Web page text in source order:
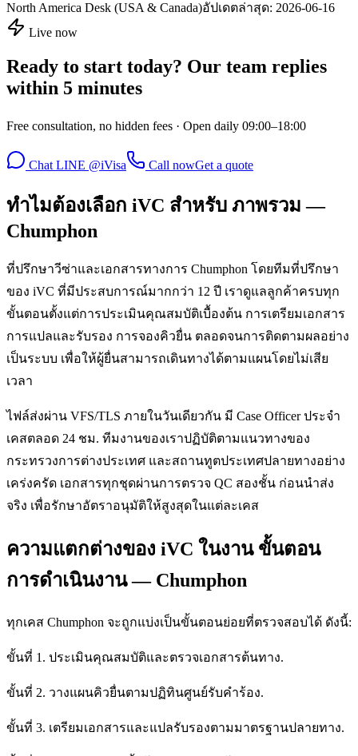
North America Desk (USA & Canada)อัปเดตล่าสุด: 2026-06-16
Live now
Ready to start today? Our team replies
within 5 minutes
Free consultation, no hidden fees · Open daily 09:00–18:00
Chat LINE @iVisa Call nowGet a quote
ทำไมต้องเลือก iVC สำหรับ ภาพรวม —
Chumphon
ที่ปรึกษาวีซ่าและเอกสารทางการ Chumphon โดยทีมที่ปรึกษา
ของ iVC ที่มีประสบการณ์มากกว่า 12 ปี เราดูแลลูกค้าครบทุก
ขั้นตอนตั้งแต่การประเมินคุณสมบัติเบื้องต้น การเตรียมเอกสาร
การแปลและรับรอง การจองคิวยื่น ตลอดจนการติดตามผลอย่าง
เป็นระบบ เพื่อให้ผู้ยื่นสามารถเดินทางได้ตามแผนโดยไม่เสีย
เวลา
ไฟล์ส่งผ่าน VFS/TLS ภายในวันเดียวกัน มี Case Officer ประจำ
เคสตลอด 24 ชม. ทีมงานของเราปฏิบัติตามแนวทางของ
กระทรวงการต่างประเทศ และสถานทูตประเทศปลายทางอย่าง
เคร่งครัด เอกสารทุกชุดผ่านการตรวจ QC สองชั้น ก่อนนำส่ง
จริง เพื่อรักษาอัตราอนุมัติให้สูงสุดในแต่ละเคส
ความแตกต่างของ iVC ในงาน ขั้นตอน
การดำเนินงาน — Chumphon
ทุกเคส Chumphon จะถูกแบ่งเป็นขั้นตอนย่อยที่ตรวจสอบได้ ดังนี้:
ขั้นที่ 1. ประเมินคุณสมบัติและตรวจเอกสารต้นทาง.
ขั้นที่ 2. วางแผนคิวยื่นตามปฏิทินศูนย์รับคำร้อง.
ขั้นที่ 3. เตรียมเอกสารและแปลรับรองตามมาตรฐานปลายทาง.